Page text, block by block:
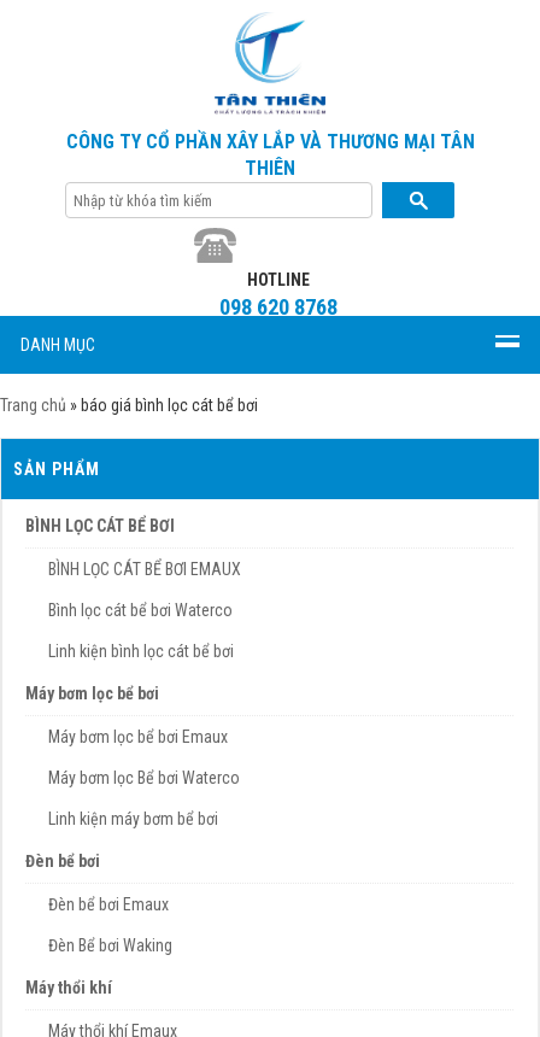
CÔNG TY CỔ PHẦN XÂY LẮP VÀ THƯƠNG MẠI TÂN
THIÊN
HOTLINE
098 620 8768
DANH MỤC
Trang chủ » báo giá bình lọc cát bể bơi
SẢN PHẨM
BÌNH LỌC CÁT BỂ BƠI
BÌNH LỌC CÁT BỂ BƠI EMAUX
Bình lọc cát bể bơi Waterco
Linh kiện bình lọc cát bể bơi
Máy bơm lọc bể bơi
Máy bơm lọc bể bơi Emaux
Máy bơm lọc Bể bơi Waterco
Linh kiện máy bơm bể bơi
Đèn bể bơi
Đèn bể bơi Emaux
Đèn Bể bơi Waking
Máy thổi khí
Máy thổi khí Emaux